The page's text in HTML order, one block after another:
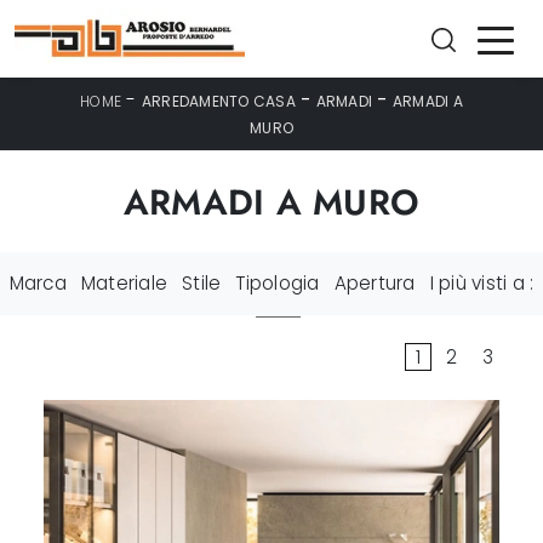
HOME - ARREDAMENTO CASA- ARMADI - ARMADI A
MURO
ARMADI A MURO
Marca Materiale Stile Tipologia Apertura I più visti a :
1 2 3